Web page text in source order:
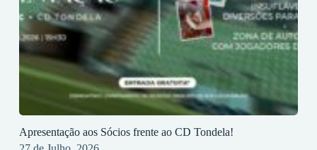
Apresentação aos Sócios frente ao CD Tondela!